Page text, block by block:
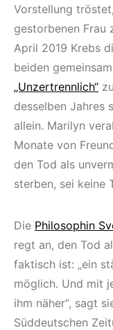
Vorstellung
gestorbenen Frau
April 2019 Krebs
beiden
„Unzertrennlich“
desselben Jahres
allein. Marilyn
Monate von
den Tod als
sterben, sei keine
Die Philosophin
regt an, den Tod
faktisch ist: „ein
möglich. Und mit
ihm näher“, sagt
Süddeutschen